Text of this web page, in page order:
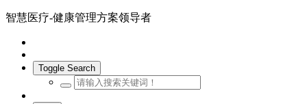
智慧医疗-健康管理方案领导者
Toggle Search